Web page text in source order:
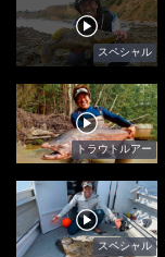
スペシャル
トラウトルアー
スペシャル